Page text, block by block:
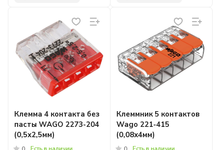
Клемма 4 контакта без
пасты WAGO 2273-204
(0,5х2,5мм)
Клеммник 5 контактов
Wago 221-415
(0,08х4мм)